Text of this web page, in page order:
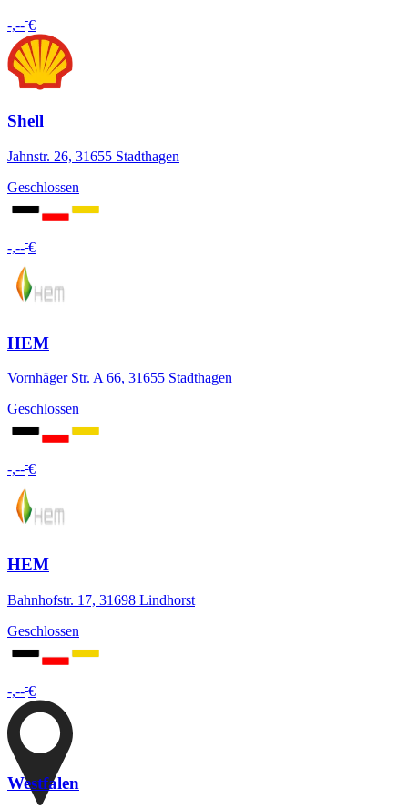
-,---€
Shell
Jahnstr. 26, 31655 Stadthagen
Geschlossen
-,---€
HEM
Vornhäger Str. A 66, 31655 Stadthagen
Geschlossen
-,---€
HEM
Bahnhofstr. 17, 31698 Lindhorst
Geschlossen
-,---€
Westfalen